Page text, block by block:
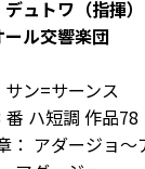
ュトワ（指揮）
ル交響楽団
ン=サーンス
ハ短調 作品78
： アダージョ～